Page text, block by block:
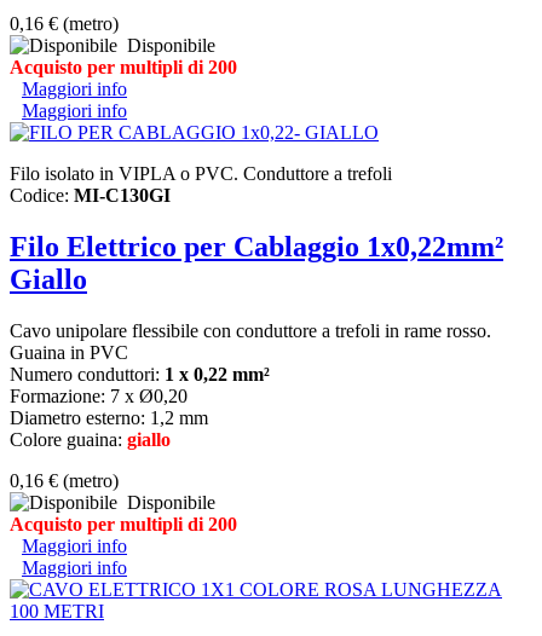
0,16 € (metro)
Disponibile
Acquisto per multipli di 200
Maggiori info
Maggiori info
Filo isolato in VIPLA o PVC. Conduttore a trefoli
Codice: MI-C130GI
Filo Elettrico per Cablaggio 1x0,22mm²
Giallo
Cavo unipolare flessibile con conduttore a trefoli in rame rosso.
Guaina in PVC
Numero conduttori: 1 x 0,22 mm²
Formazione: 7 x Ø0,20
Diametro esterno: 1,2 mm
Colore guaina: giallo
0,16 € (metro)
Disponibile
Acquisto per multipli di 200
Maggiori info
Maggiori info